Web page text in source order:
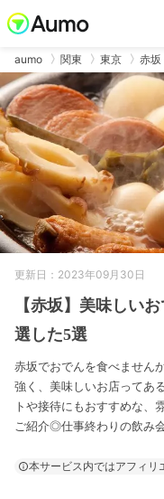
aumo 関東 東京 赤坂
更新日：2023年09月30日
【赤坂】美味しい
選した5選
赤坂でおでんを食べません
強く、美味しいお店ってあ
トや接待にもおすすめな、
ご紹介◎仕事終わりの飲み
本サービス内ではアフィリ